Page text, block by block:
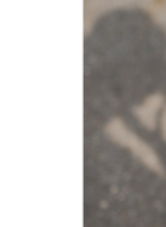
２．訂單成立數日
３．收到繳費通知
ATM／網路銀行／
※ 請注意：結帳手
購買商品的店家。
後付繳納相關費用。
※ 交易是否成功請
是否繳費成功／繳
客戶支援中心」
每筆NT$80，滿
每筆NT$80，滿
先付款後7-11取貨
每筆NT$80，滿